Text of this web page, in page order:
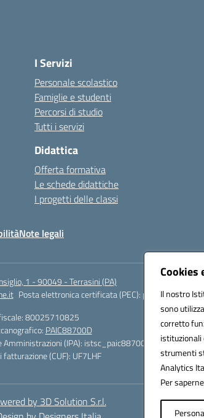
Il nostro
sono
corretto
istituzionali
strumenti
Analytics
Per
I Servizi
Personale scolastico
Famiglie e studenti
Percorsi di studio
Tutti i servizi
Didattica
Offerta formativa
Le schede didattiche
I progetti delle classi
Note legali
1 - 90049 - Terrasini (PA)
Posta elettronica certificata (PEC):
80025710825
PAIC88700D
Amministrazioni (IPA): istsc_paic88700d
fatturazione (CUF): UF7LHF
by 3D Solution S.r.l.